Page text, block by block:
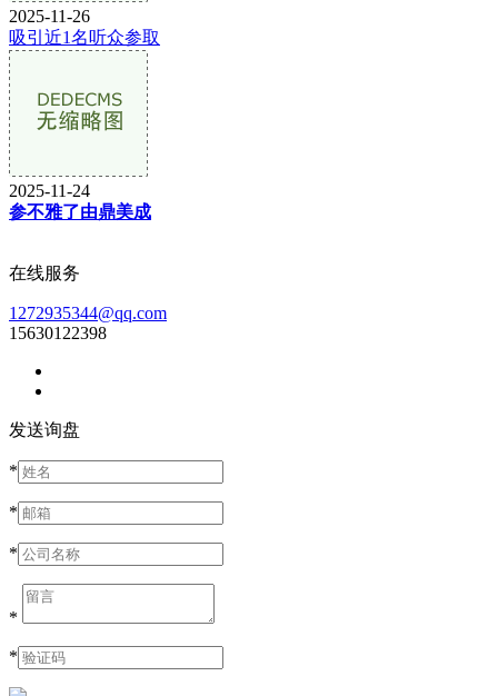
2025-11-26
吸引近1名听众参取
2025-11-24
参不雅了由鼎美成
在线服务
1272935344@qq.com
15630122398
发送询盘
*
*
*
*
*